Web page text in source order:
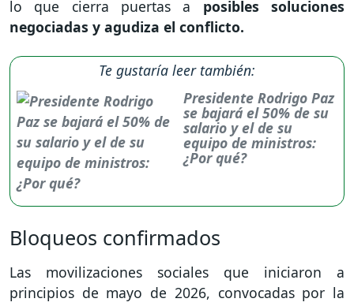
lo que cierra puertas a posibles soluciones
negociadas y agudiza el conflicto.
Te gustaría leer también:
Presidente Rodrigo Paz
se bajará el 50% de su
salario y el de su
equipo de ministros:
¿Por qué?
Bloqueos confirmados
Las movilizaciones sociales que iniciaron a
principios de mayo de 2026, convocadas por la